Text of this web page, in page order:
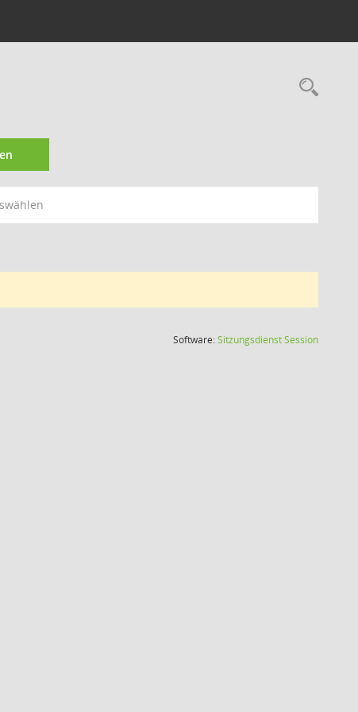
Software:SitzungsdienstSession(Wird in